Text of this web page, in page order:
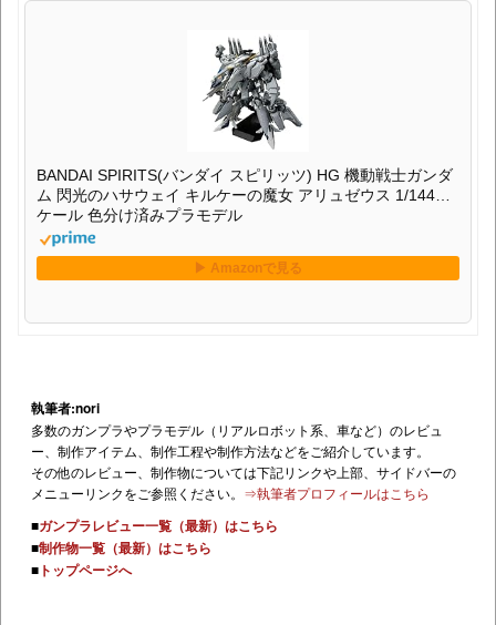
BANDAI SPIRITS(バンダイ スピリッツ) HG 機動戦士ガンダ
ム 閃光のハサウェイ キルケーの魔女 アリュゼウス 1/144ス
ケール 色分け済みプラモデル
執筆者:nori
多数のガンプラやプラモデル（リアルロボット系、車など）のレビュ
ー、制作アイテム、制作工程や制作方法などをご紹介しています。
その他のレビュー、制作物については下記リンクや上部、サイドバーの
メニューリンクをご参照ください。 ⇒執筆者プロフィールはこちら
■ガンプラレビュー一覧（最新）はこちら
■制作物一覧（最新）はこちら
■ トップページへ